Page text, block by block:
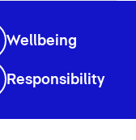
Wellbeing
Responsibility